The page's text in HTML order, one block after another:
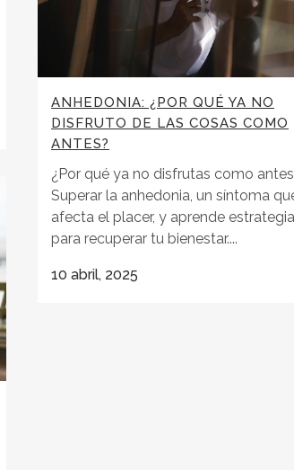
ANHEDONIA: ¿POR QUÉ YA NO
DISFRUTO DE LAS COSAS COMO
ANTES?
¿Por qué ya no disfrutas como
Superar la anhedonia, un síntoma
afecta el placer, y aprende
para recuperar tu bienestar....
10 abril, 2025